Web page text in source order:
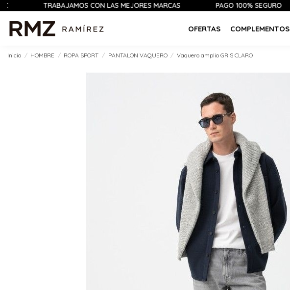
TRABAJAMOS CON LAS MEJORES MARCAS PAGO 100% SEGURO
OFERTAS COMPLEMENTOS
Inicio HOMBRE ROPA SPORT PANTALON VAQUERO Vaquero amplio GRIS CLARO